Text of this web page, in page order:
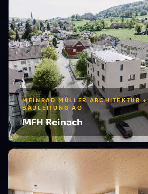
MEINRAD MÜLLER ARCHITEKTUR +
BAULEITUNG AG
MFH Reinach